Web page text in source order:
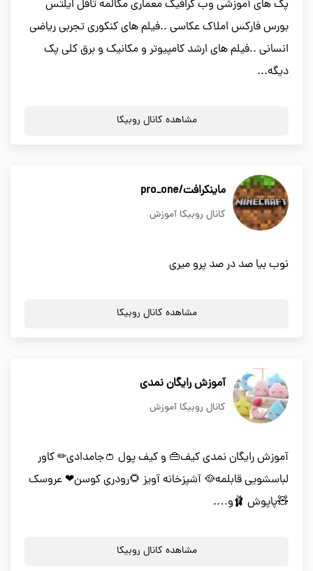
پک های آموزشی وب گرافیک معماری مکالمه تافل ایلتس
بورس فارکس املاک عکاسی ..فیلم های کنکوری تجربی ریاضی
انسانی ..فیلم های ارشد کامپیوتر و مکانیک و برق کلی پک
دیگه...
مشاهده کانال روبیکا
ماینکرافت/pro_one
کانال روبیکا آموزش
نوب بیا صد در صد پرو میری
مشاهده کانال روبیکا
آموزش رایگان نمدی
کانال روبیکا آموزش
آموزش رایگان نمدی کیف👜 و کیف پول 👛جامدادی✏ کاور
لباسشویی قابلمه🥘 آشپزخانه آویز 🌻رودری کوسن❤ عروسک
🧸پاپوش 🩰و….
مشاهده کانال روبیکا